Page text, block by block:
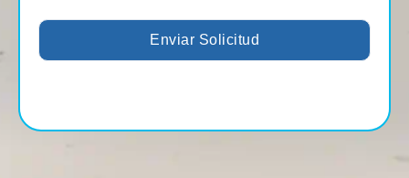
Enviar Solicitud